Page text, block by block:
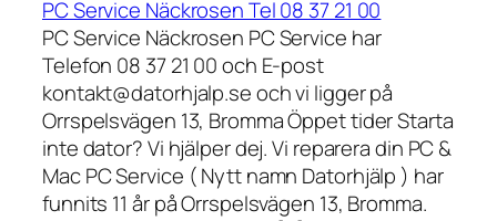
PC Service Näckrosen Tel 08 37 21 00
PC Service Näckrosen PC Service har
Telefon 08 37 21 00 och E-post
kontakt@datorhjalp.se och vi ligger på
Orrspelsvägen 13, Bromma Öppet tider Starta
inte dator? Vi hjälper dej. Vi reparera din PC &
Mac PC Service ( Nytt namn Datorhjälp ) har
funnits 11 år på Orrspelsvägen 13, Bromma.